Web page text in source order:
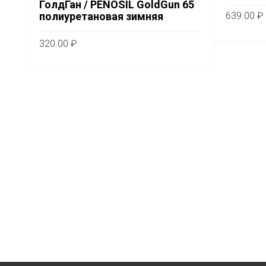
ГолдГан / PENOSIL GoldGun 65
полиуретановая зимняя
320.00 ₽
639.00 ₽